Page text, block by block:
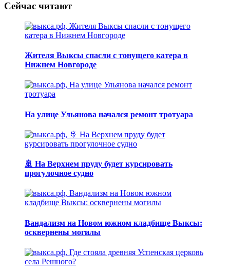
Сейчас читают
Жителя Выксы спасли с тонущего катера в
Нижнем Новгороде
На улице Ульянова начался ремонт тротуара
🚢 На Верхнем пруду будет курсировать
прогулочное судно
Вандализм на Новом южном кладбище Выксы:
осквернены могилы